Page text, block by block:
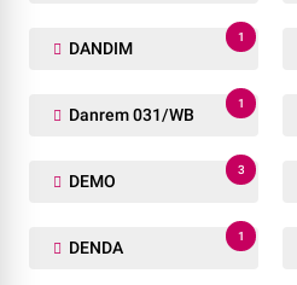
DANDIM
1
Danrem 031/WB
1
DEMO
3
DENDA
1